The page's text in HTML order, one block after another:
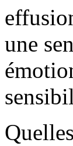
une